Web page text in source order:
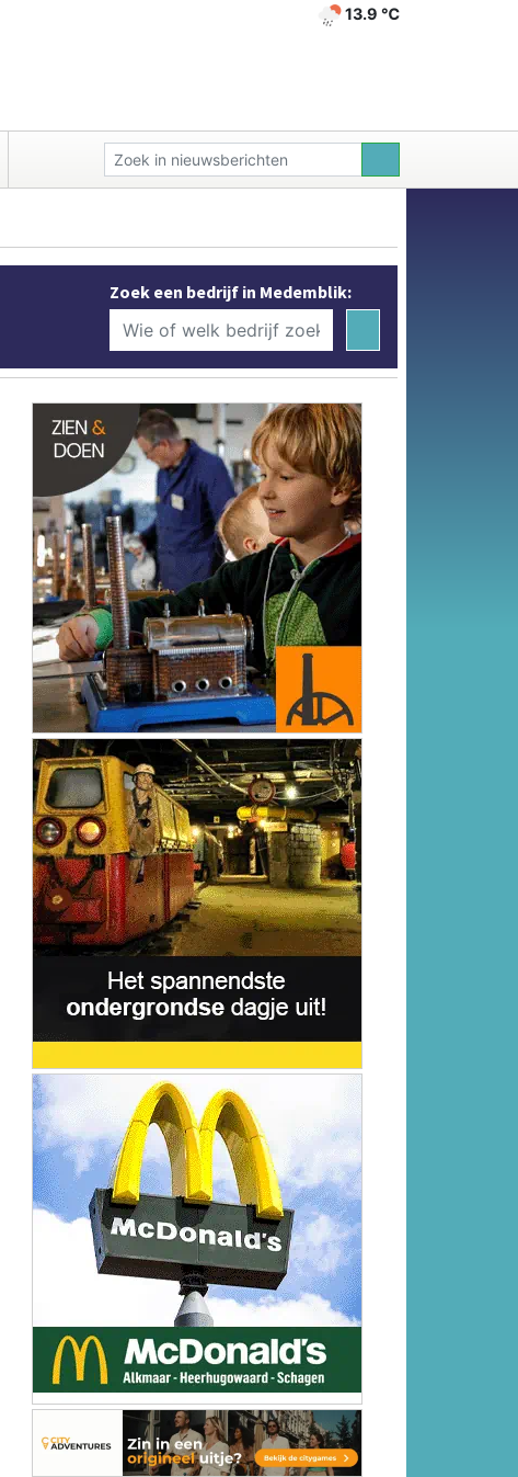
13.9 ℃
Zoek een bedrijf in Medemblik: